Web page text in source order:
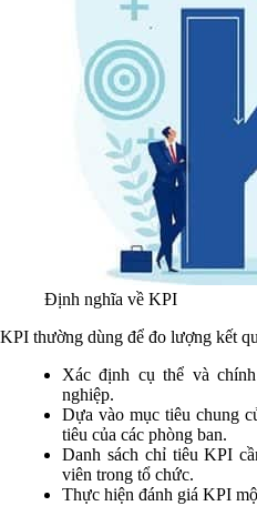
Định nghĩa về KPI
KPI thường dùng để đo lượng kết
Xác định cụ thể và
nghiệp.
Dựa vào mục tiêu chung
tiêu của các phòng ban.
Danh sách chỉ tiêu KPI
viên trong tổ chức.
Thực hiện đánh giá KPI